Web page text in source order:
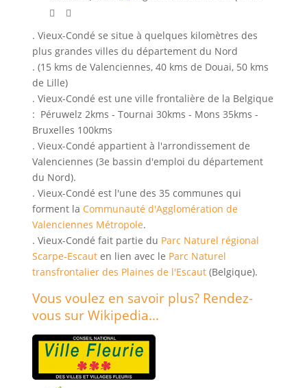
. Vieux-Condé se situe à quelques kilomètres des
plus grandes villes du département du Nord
. (15 kms de Valenciennes, 40 kms de Douai, 50 kms
de Lille)
. Vieux-Condé est une ville frontalière de la Belgique
: Péruwelz 2kms - Tournai 30kms - Mons 35kms -
Bruxelles 100kms
. Vieux-Condé appartient à l'arrondissement de
Valenciennes (3e bassin d'emploi du département
du Nord).
. Vieux-Condé est l'une des 35 communes qui
forment la Communauté d'Agglomération de
Valenciennes Métropole.
. Vieux-Condé fait partie du Parc Naturel régional
Scarpe-Escauten lien avec le Parc Naturel
transfrontalier des Plaines de l'Escaut(Belgique).
Vous voulez en savoir plus? Rendez-
vous sur Wikipedia...